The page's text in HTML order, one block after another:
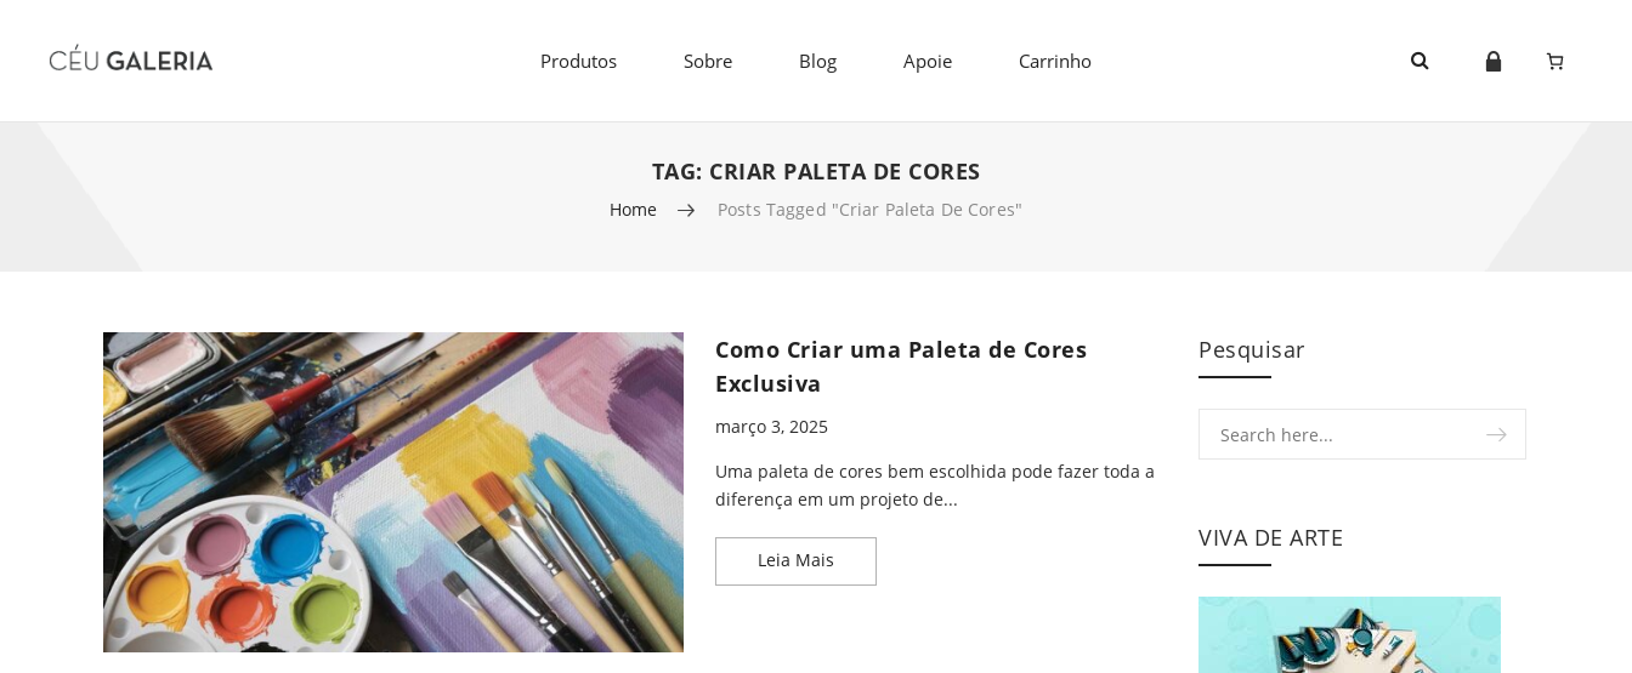
Produtos Sobre Blog Apoie Carrinho
TAG: CRIAR PALETA DE CORES
Home Posts Tagged "criar Paleta De Cores"
Skip to content
Como Criar uma Paleta de Cores
Exclusiva
março 3, 2025
Uma paleta de cores bem escolhida pode fazer toda a
diferença em um projeto de...
Leia Mais
Pesquisar
VIVA DE ARTE